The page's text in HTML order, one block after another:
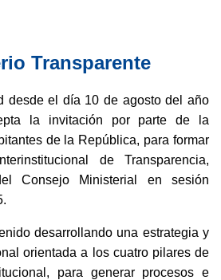
Transparente
desde el día 10 de agosto del año
la invitación por parte de la
de la República, para formar
de Transparencia,
Consejo Ministerial en sesión
desarrollando una estrategia y
orientada a los cuatro pilares de
para generar procesos e